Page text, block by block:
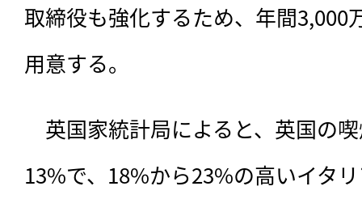
取締役も強化するため、年間3,000
用意する。
英国家統計局によると、英国の
13%で、18%から23%の高いイタ